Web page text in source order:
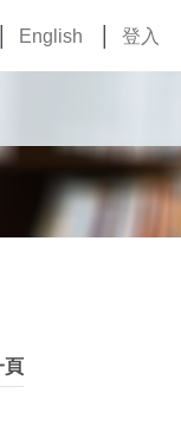
English 登入
頁